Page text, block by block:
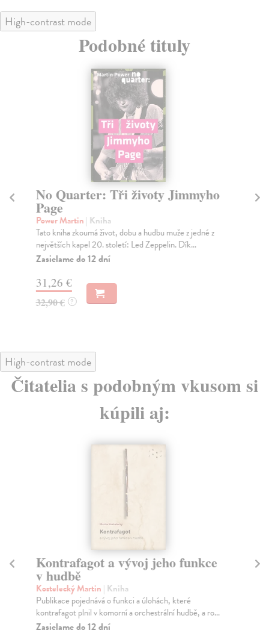
High-contrast mode
Podobné tituly
No Quarter: Tři životy Jimmyho
Page
Power Martin | Kniha
Tato kniha zkoumá život, dobu a hudbu muže z jedné z
největších kapel 20. století: Led Zeppelin. Dík...
Zasielame do 12 dní
31,26 €
32,90 € ?
High-contrast mode
Čitatelia s podobným vkusom si
kúpili aj:
Kontrafagot a vývoj jeho funkce
v hudbě
Kostelecký Martin | Kniha
Publikace pojednává o funkci a úlohách, které
kontrafagot plnil v komorní a orchestrální hudbě, a ro...
Zasielame do 12 dní